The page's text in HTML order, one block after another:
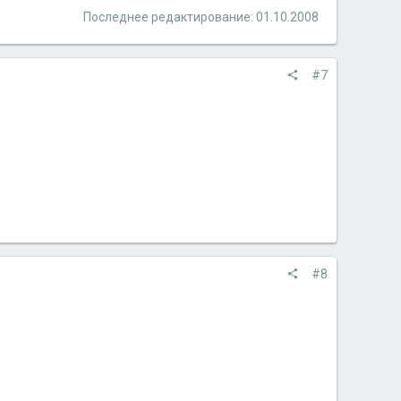
Последнее редактирование: 01.10.2008
#7
#8